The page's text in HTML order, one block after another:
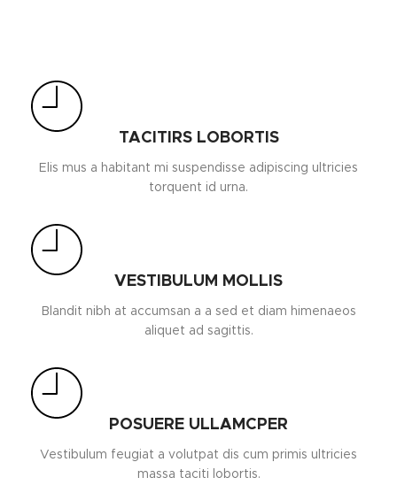
TACITIRS LOBORTIS
Elis mus a habitant mi suspendisse adipiscing ultricies
torquent id urna.
VESTIBULUM MOLLIS
Blandit nibh at accumsan a a sed et diam himenaeos
aliquet ad sagittis.
POSUERE ULLAMCPER
Vestibulum feugiat a volutpat dis cum primis ultricies
massa taciti lobortis.